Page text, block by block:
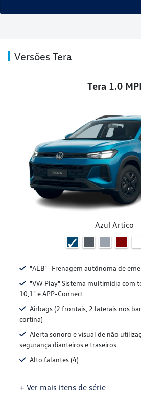
Versões Tera
Tera 1.0 MPI
Azul Artico
"AEB"- Frenagem autônoma de
"VW Play" Sistema multimídia com
10,1" e APP-Connect
Airbags (2 frontais, 2 laterais nos
cortina)
Alerta sonoro e visual de não
segurança dianteiros e traseiros
Alto falantes (4)
+ Ver mais itens de série